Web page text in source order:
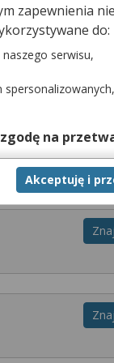
Sprawdź listę
zostały
zapewnienia
do:
serwisu,
na
możesz w
w niektórych
to
w naszym
Akceptuję i